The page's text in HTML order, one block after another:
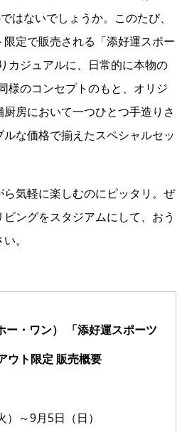
はないでしょうか。このたび、
定で販売される「添好運スポー
カジュアルに、日常的に本物の
様のコンセプトのもと、オリジ
房において一つひとつ手造りさ
な価格で揃えたスペシャルセッ
気軽に楽しむのにピッタリ。ぜ
ングをスタジアムにして、おう
。
ー・ワン） 「添好運スポーツ
ウト限定 販売概要
～9月5日（日）